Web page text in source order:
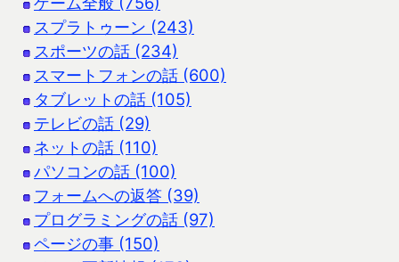
スプラトゥーン (243)
スポーツの話 (234)
スマートフォンの話 (600)
タブレットの話 (105)
テレビの話 (29)
ネットの話 (110)
パソコンの話 (100)
フォームへの返答 (39)
プログラミングの話 (97)
ページの事 (150)